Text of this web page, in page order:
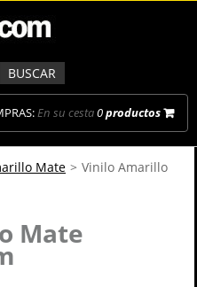
En su cesta0productos
Mate > Vinilo Amarillo
Mate